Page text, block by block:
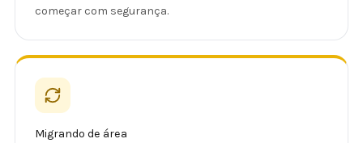
começar com segurança.
Migrando de área